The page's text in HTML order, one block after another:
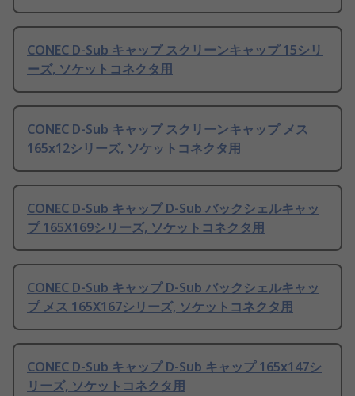
CONEC D-Sub キャップ スクリーンキャップ 15シリ
ーズ, ソケットコネクタ用
CONEC D-Sub キャップ スクリーンキャップ メス
165x12シリーズ, ソケットコネクタ用
CONEC D-Sub キャップ D-Sub バックシェルキャッ
プ 165X169シリーズ, ソケットコネクタ用
CONEC D-Sub キャップ D-Sub バックシェルキャッ
プ メス 165X167シリーズ, ソケットコネクタ用
CONEC D-Sub キャップ D-Sub キャップ 165x147シ
リーズ, ソケットコネクタ用